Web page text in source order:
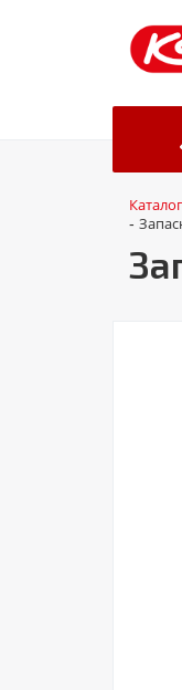
Каталог
-